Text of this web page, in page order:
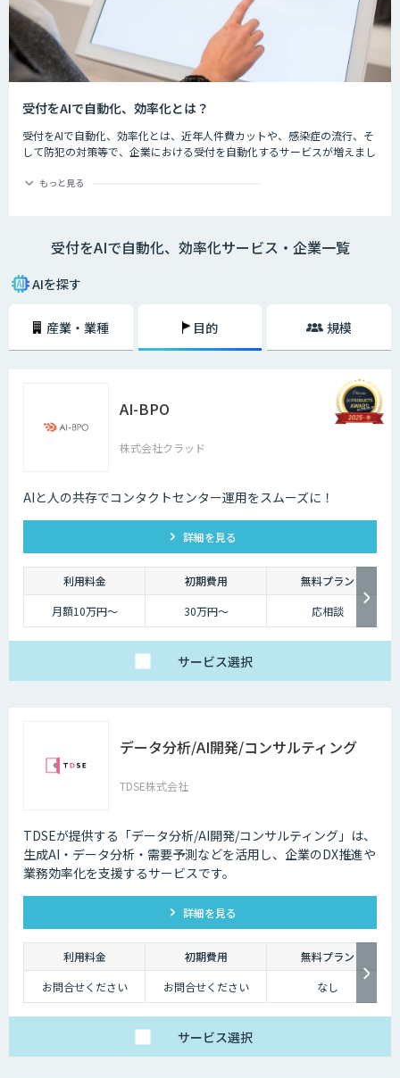
受付をAIで自動化、効率化とは？
受付をAIで自動化、効率化とは、近年人件費カットや、感染症の流行、そ
して防犯の対策等で、企業における受付を自動化するサービスが増えまし
次受付を自動化し、対応時間なども改善します。
もっと見る
受付をAIで自動化、効率化サービス・企業一覧
AIを探す
産業・業種 目的 規模
AI-BPO
株式会社クラッド
AIと人の共存でコンタクトセンター運用をスムーズに！
詳細を見る
利用料金 初期費用
無料プラン
月額10万円〜
30万円〜 応相談
サービス選択
データ分析/AI開発/コンサルティング
TDSE株式会社
TDSEが提供する「データ分析/AI開発/コンサルティング」は、
生成AI・データ分析・需要予測などを活用し、企業のDX推進や
業務効率化を支援するサービスです。
詳細を見る
利用料金 初期費用
無料プラン
お問合せください
お問合せください なし
サービス選択